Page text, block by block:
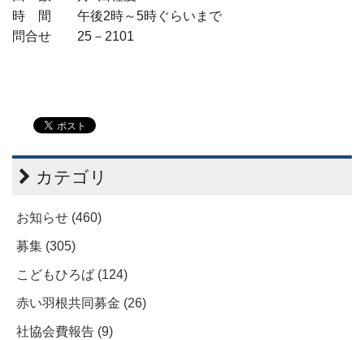
時 間 午後2時～5時ぐらいまで
問合せ 25－2101
カテゴリ
お知らせ (460)
募集 (305)
こどもひろば (124)
赤い羽根共同募金 (26)
社協会費報告 (9)